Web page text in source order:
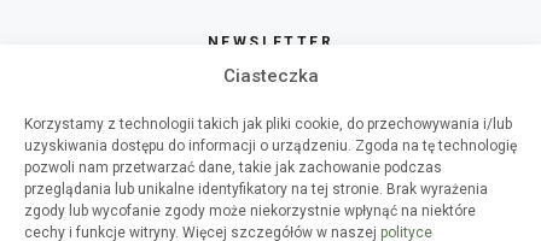
Ciasteczka
Korzystamy z technologii takich jak pliki cookie, do przechowywania i/lub
uzyskiwania dostępu do informacji o urządzeniu. Zgoda na tę technologię
pozwoli nam przetwarzać dane, takie jak zachowanie podczas
przeglądania lub unikalne identyfikatory na tej stronie. Brak wyrażenia
zgody lub wycofanie zgody może niekorzystnie wpłynąć na niektóre
cechy i funkcje witryny. Więcej szczegółów w naszej polityce
NEWSLETTER
O HAART
WSPÓŁPRACA